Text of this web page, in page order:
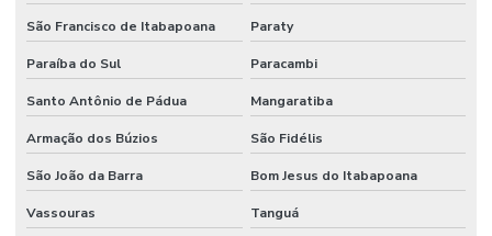
São Francisco de Itabapoana Paraty
Paraíba do Sul Paracambi
Santo Antônio de Pádua Mangaratiba
Armação dos Búzios São Fidélis
São João da Barra Bom Jesus do Itabapoana
Vassouras Tanguá